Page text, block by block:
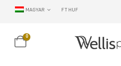
MAGYAR FT HUF
0